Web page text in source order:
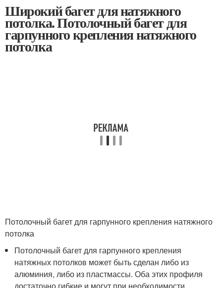
Широкий багет для натяжного
потолка. Потолочный багет для
гарпунного крепления натяжного
потолка
Потолочный багет для гарпунного крепления натяжного
потолка
Потолочный багет для гарпунного крепления
натяжных потолков может быть сделан либо из
алюминия, либо из пластмассы. Оба этих профиля